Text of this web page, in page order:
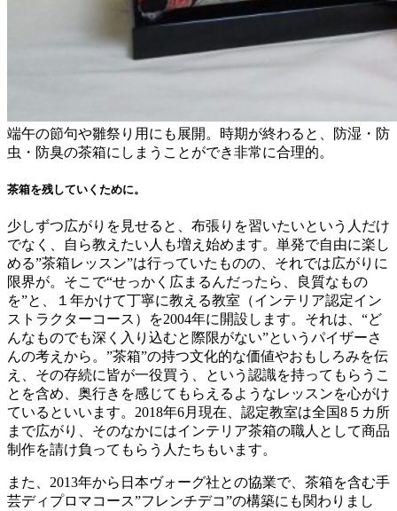
端午の節句や雛祭り用にも展開。時期が終わると、防湿・防
虫・防臭の茶箱にしまうことができ非常に合理的。
茶箱を残していくために。
少しずつ広がりを見せると、布張りを習いたいという人だけ
でなく、自ら教えたい人も増え始めます。単発で自由に楽し
める”茶箱レッスン”は行っていたものの、それでは広がりに
限界が。そこで“せっかく広まるんだったら、良質なもの
を”と、１年かけて丁寧に教える教室（インテリア認定イン
ストラクターコース）を2004年に開設します。それは、“ど
んなものでも深く入り込むと際限がない”というパイザーさ
んの考えから。”茶箱”の持つ文化的な価値やおもしろみを伝
え、その存続に皆が一役買う、という認識を持ってもらうこ
とを含め、奥行きを感じてもらえるようなレッスンを心がけ
ているといいます。2018年6月現在、認定教室は全国8５カ所
まで広がり、そのなかにはインテリア茶箱の職人として商品
制作を請け負ってもらう人たちもいます。
また、2013年から日本ヴォーグ社との協業で、茶箱を含む手
芸ディプロマコース”フレンチデコ”の構築にも関わりまし